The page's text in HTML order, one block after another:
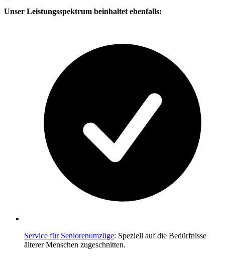
Unser Leistungsspektrum beinhaltet ebenfalls:
Service für Seniorenumzüge: Speziell auf die Bedürfnisse
älterer Menschen zugeschnitten.